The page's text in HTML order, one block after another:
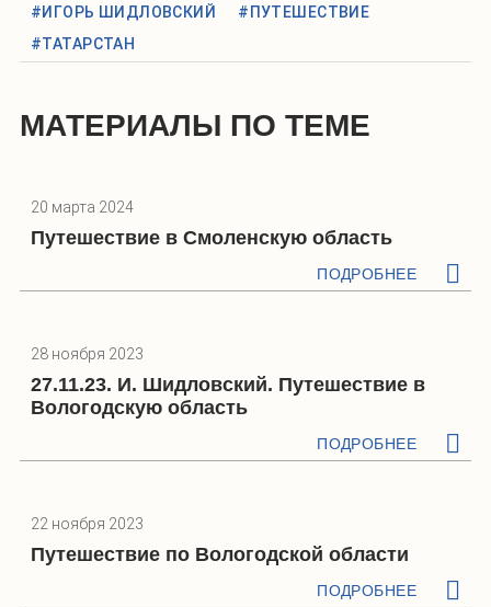
#ИГОРЬ ШИДЛОВСКИЙ
#ПУТЕШЕСТВИЕ
#ТАТАРСТАН
МАТЕРИАЛЫ ПО ТЕМЕ
20 марта 2024
Путешествие в Смоленскую область
ПОДРОБНЕЕ
28 ноября 2023
27.11.23. И. Шидловский. Путешествие в
Вологодскую область
ПОДРОБНЕЕ
22 ноября 2023
Путешествие по Вологодской области
ПОДРОБНЕЕ